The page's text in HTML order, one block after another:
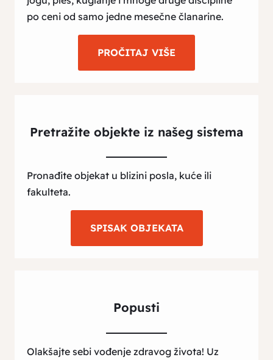
po ceni od samo jedne mesečne članarine.
PROČITAJ VIŠE
Pretražite objekte iz našeg sistema
Pronađite objekat u blizini posla, kuće ili
fakulteta.
SPISAK OBJEKATA
Popusti
Olakšajte sebi vođenje zdravog života! Uz